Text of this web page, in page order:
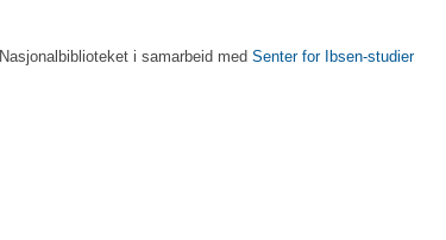
Nasjonalbiblioteket i samarbeid med Senter for Ibsen-studier